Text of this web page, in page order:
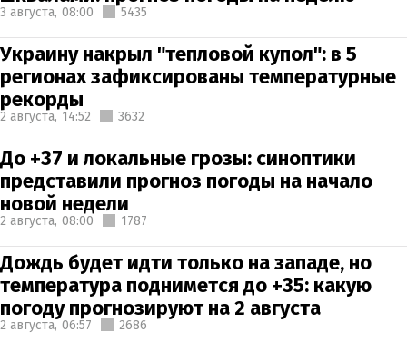
3 августа, 08:00 5435
Украину накрыл "тепловой купол": в 5
регионах зафиксированы температурные
рекорды
2 августа, 14:52 3632
До +37 и локальные грозы: синоптики
представили прогноз погоды на начало
новой недели
2 августа, 08:00 1787
Дождь будет идти только на западе, но
температура поднимется до +35: какую
погоду прогнозируют на 2 августа
2 августа, 06:57 2686